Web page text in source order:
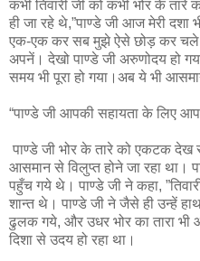
कभी तिवारी जी को कभी भोर के
ही जा रहे थे,”पाण्डे जी आज मेरी दशा
एक-एक कर सब मुझे ऐसे छोड़ कर चले
अपनें। देखो पाण्डे जी अरुणोदय हो
समय भी पूरा हो गया।अब ये भी
“पाण्डे जी आपकी सहायता के लिए
पाण्डे जी भोर के तारे को एकटक देख
आसमान से विलुप्त होने जा रहा था।
पहुँच गये थे। पाण्डे जी ने कहा,
शान्त थे। पाण्डे जी ने जैसे ही उन्हें
ढुलक गये, और उधर भोर का तारा भी
दिशा से उदय हो रहा था।